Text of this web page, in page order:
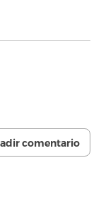
comentario